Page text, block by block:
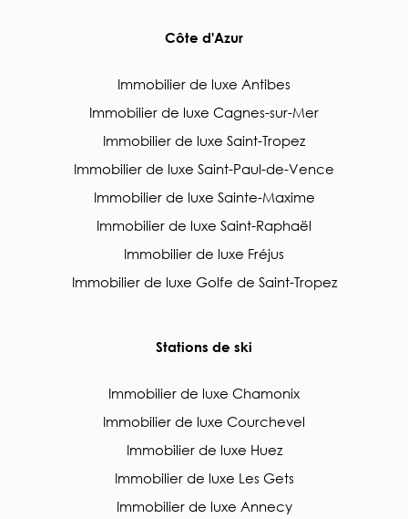
Côte d'Azur
Immobilier de luxe Antibes
Immobilier de luxe Cagnes-sur-Mer
Immobilier de luxe Saint-Tropez
Immobilier de luxe Saint-Paul-de-Vence
Immobilier de luxe Sainte-Maxime
Immobilier de luxe Saint-Raphaël
Immobilier de luxe Fréjus
Immobilier de luxe Golfe de Saint-Tropez
Stations de ski
Immobilier de luxe Chamonix
Immobilier de luxe Courchevel
Immobilier de luxe Huez
Immobilier de luxe Les Gets
Immobilier de luxe Annecy